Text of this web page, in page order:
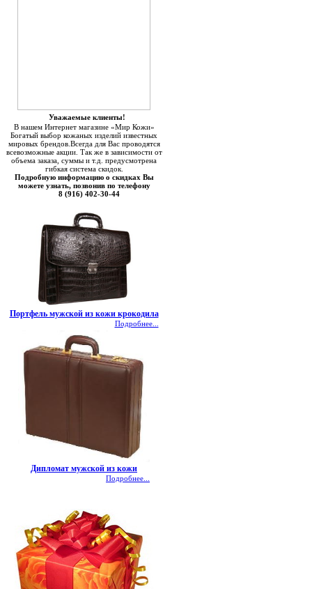
Уважаемые клиенты!
В нашем Интернет магазине «Мир Кожи»
Богатый выбор кожаных изделий известных
мировых брендов.Всегда для Вас проводятся
всевозможные акции. Так же в зависимости от
объема заказа, суммы и т.д. предусмотрена
гибкая система скидок.
Подробную информацию о скидках Вы
можете узнать, позвонив по телефону
8 (916) 402-30-44
Портфель мужской из кожи крокодила
Подробнее...
Дипломат мужской из кожи
Подробнее...